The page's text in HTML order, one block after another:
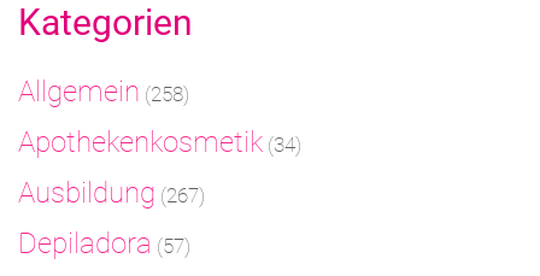
Kategorien
Allgemein (258)
Apothekenkosmetik (34)
Ausbildung (267)
Depiladora (57)